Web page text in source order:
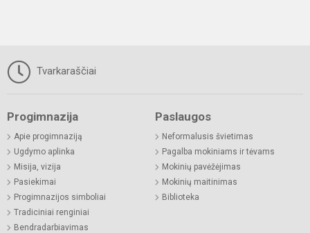
Tvarkaraščiai
Progimnazija
Apie progimnaziją
Ugdymo aplinka
Misija, vizija
Pasiekimai
Progimnazijos simboliai
Tradiciniai renginiai
Bendradarbiavimas
Paslaugos
Neformalusis švietimas
Pagalba mokiniams ir tėvams
Mokinių pavėžėjimas
Mokinių maitinimas
Biblioteka